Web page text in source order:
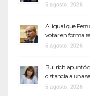
5 agosto, 2026
Al igual que
votar en forma
5 agosto, 2026
Bullrich apuntó
distancia a una
5 agosto, 2026